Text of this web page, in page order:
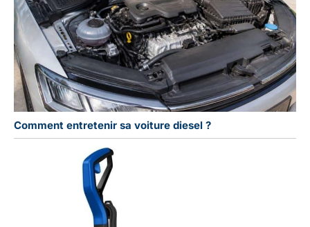
Comment entretenir sa voiture diesel ?